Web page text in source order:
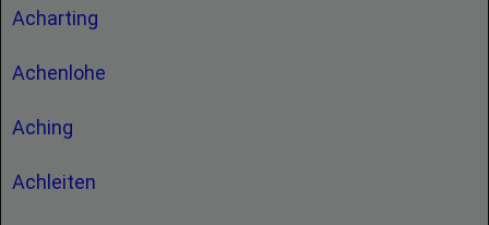
Acharting
Achenlohe
Aching
Achleiten